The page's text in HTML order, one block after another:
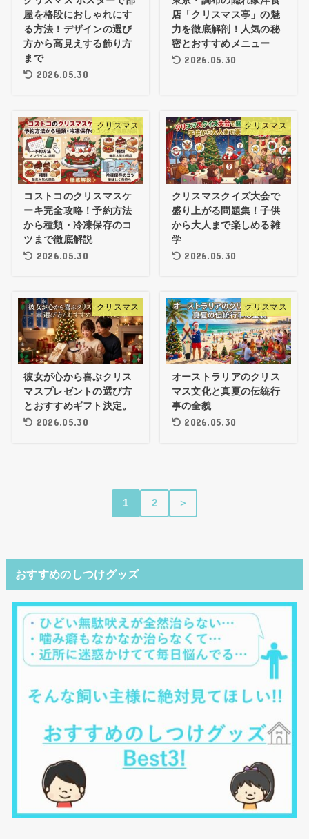
屋を格段におしゃれにす
る方法！デザインの選び
方から高見えする飾り方
まで
2026.05.30
店「クリスマス亭」の魅
力を徹底解剖！人気の秘
密とおすすめメニュー
2026.05.30
クリスマス
コストコのクリスマスケ
ーキ完全攻略！予約方法
から種類・冷凍保存のコ
ツまで徹底解説
2026.05.30
クリスマス
クリスマスクイズ大会で
盛り上がる問題集！子供
から大人まで楽しめる雑
学
2026.05.30
クリスマス
彼女が心から喜ぶクリス
マスプレゼントの選び方
とおすすめギフト決定。
2026.05.30
クリスマス
オーストラリアのクリス
マス文化と真夏の伝統行
事の全貌
2026.05.30
1 2 ＞
おすすめのしつけグッズ